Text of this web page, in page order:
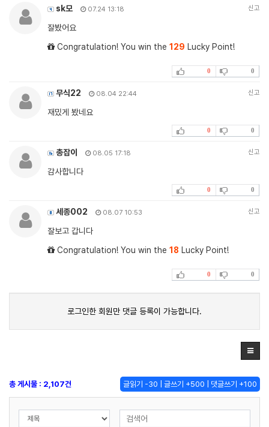
sk모 07.24 13:18 신고
잘봤어요
Congratulation! You win the 129 Lucky Point!
0 0
무식22 08.04 22:44 신고
재밌게 봤네요
0 0
총잡이 08.05 17:18 신고
감사합니다
0 0
세종002 08.07 10:53 신고
잘보고 갑니다
Congratulation! You win the 18 Lucky Point!
0 0
로그인한 회원만 댓글 등록이 가능합니다.
글읽기 -30 | 글쓰기 +500 | 댓글쓰기 +100
총 게시물 : 2,107건